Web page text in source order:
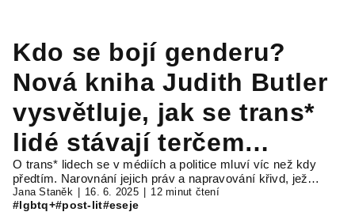
Kdo se bojí genderu?
Nová kniha Judith Butler
vysvětluje, jak se trans*
lidé stávají terčem
kulturních válek
O trans* lidech se v médiích a politice mluví víc než kdy
předtím. Narovnání jejich práv a napravování křivd, jež…
Jana Staněk 16. 6. 2025 12 minut čtení
#lgbtq+#post-lit#eseje